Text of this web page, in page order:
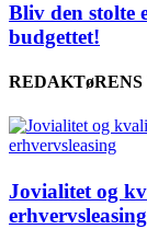
Bliv den stolte
budgettet!
REDAKTøRENS
Jovialitet og
erhvervsleasing